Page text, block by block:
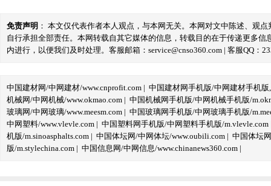
免责声明 ： 本文仅代表作者本人观点，与本网无关。本网对文中陈述、观
自行承担全部责任。本网转载自其它媒体的信息，转载目的在于传递更多
内进行，以便我们及时处理。客服邮箱：service@cnso360.com | 客服QQ：
中国建材网/中网建材/www.cnprofit.com | 中国建材网手机版/中网建材手机版
机械网/中网机械/www.okmao.com | 中国机械网手机版/中网机械手机版/
玻璃网/中网玻璃/www.meesm.com | 中国玻璃网手机版/中网玻璃手机版/
中网塑料/www.vlevle.com | 中国塑料网手机版/中网塑料手机版/m.vlevle.com
机版/m.sinoasphalts.com | 中国体坛网/中网体坛/www.oubili.com | 中国体坛
版/m.stylechina.com | 中国信息网/中网信息/www.chinanews360.com |